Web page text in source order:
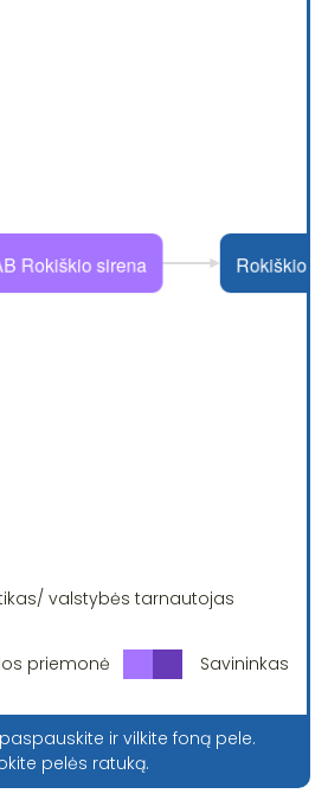
valstybės tarnautojas
priemonė Savininkas
ir vilkite foną pele.
pelės ratuką.